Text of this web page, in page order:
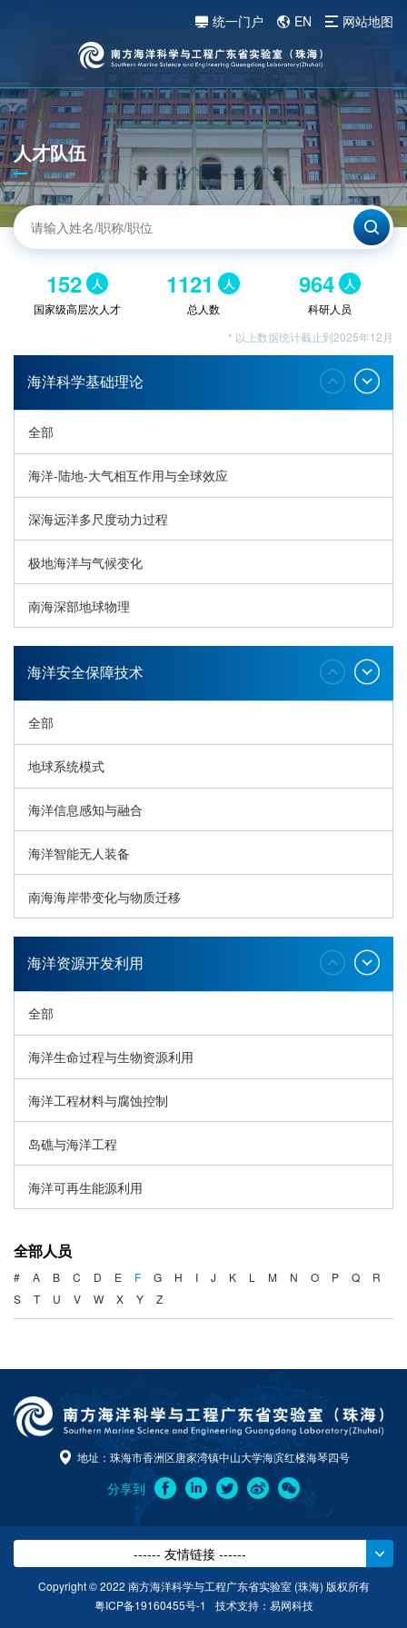
统一门户 EN 网站地图
人才队伍
152 人
国家级高层次人才
1121 人
总人数
964 人
科研人员
* 以上数据统计截止到2025年12月
海洋科学基础理论
全部
海洋-陆地-大气相互作用与全球效应
深海远洋多尺度动力过程
极地海洋与气候变化
南海深部地球物理
深海生命与生态过程
海洋安全保障技术
全部
地球系统模式
海洋信息感知与融合
海洋智能无人装备
南海海岸带变化与物质迁移
环南海地质过程与灾害响应
海洋资源开发利用
全部
海洋生命过程与生物资源利用
海洋工程材料与腐蚀控制
岛礁与海洋工程
海洋可再生能源利用
海洋产业与政策
海洋可持续发展
全部人员
# A B C D E F G H I J K L M N O P Q
R
S
T U V W X Y Z
地址：珠海市香洲区唐家湾镇中山大学海滨红楼海琴四号
分享到
------ 友情链接 ------
Copyright © 2022 南方海洋科学与工程广东省实验室 (珠海) 版权所有
粤ICP备19160455号-1
技术支持： 易网科技